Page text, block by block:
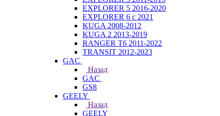
EXPLORER 5 2016-2020
EXPLORER 6 с 2021
KUGA 2008-2012
KUGA 2 2013-2019
RANGER T6 2011-2022
TRANSIT 2012-2023
GAC
Назад
GAC
GS8
GEELY
Назад
GEELY